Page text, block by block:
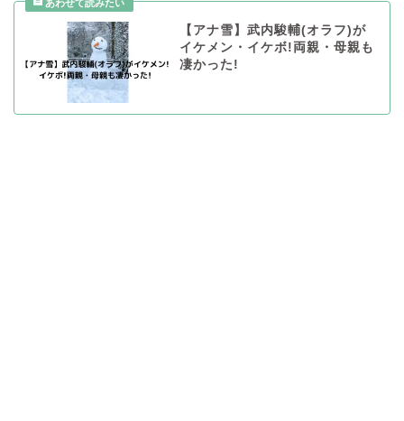
【アナ雪】武内駿輔(オラフ)が
イケメン・イケボ!両親・母親も
凄かった!